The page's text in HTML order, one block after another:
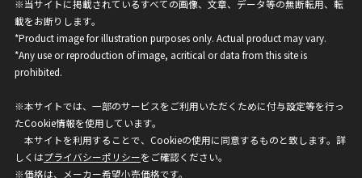
※当サイトに掲載されているすべての画像、文章、データ等の無断転用、転
載をお断りします。
*Product image for illustration purposes only. Actual product may vary.
*Any use or reproduction of image, acritical or data from this site is
prohibited.
※本サイトでは、一部のサービスをご利用いただくために付与設定等を行っ
たCookie情報を使用しています。
本サイトを利用することで、Cookieの使用に同意するものと致します。詳
しくはプライバシーポリシーをご確認ください。
※価格は、メーカー希望小売価格です。